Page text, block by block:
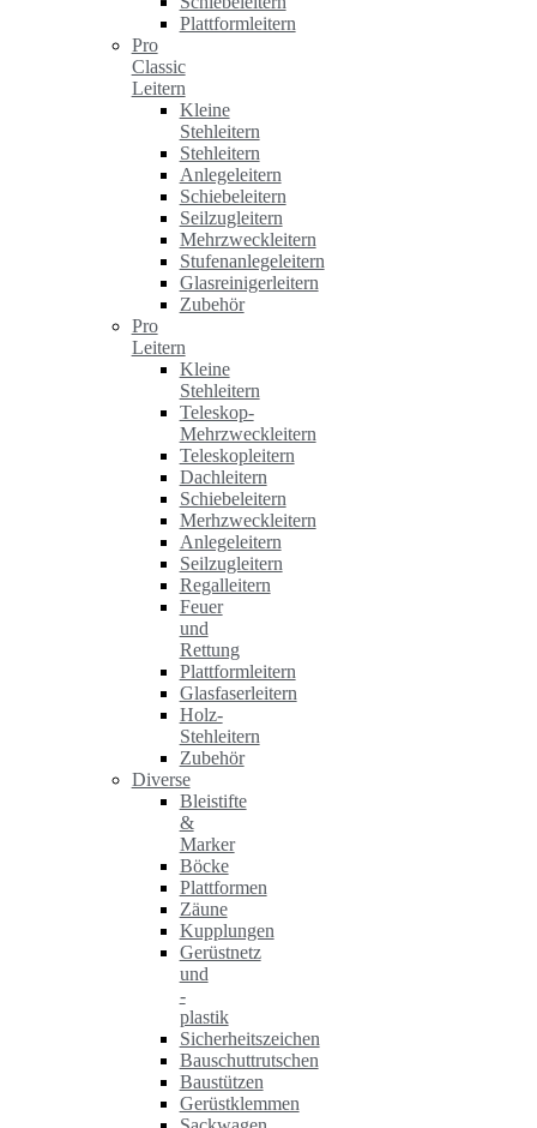
Plattformleitern
Pro
Classic
Leitern
Kleine
Stehleitern
Stehleitern
Anlegeleitern
Schiebeleitern
Seilzugleitern
Mehrzweckleitern
Stufenanlegeleitern
Glasreinigerleitern
Zubehör
Pro
Leitern
Kleine
Stehleitern
Teleskop-
Mehrzweckleitern
Teleskopleitern
Dachleitern
Schiebeleitern
Merhzweckleitern
Anlegeleitern
Seilzugleitern
Regalleitern
Feuer
und
Rettung
Plattformleitern
Glasfaserleitern
Holz-
Stehleitern
Zubehör
Diverse
Bleistifte
&
Marker
Böcke
Plattformen
Zäune
Kupplungen
Gerüstnetz
und
-
plastik
Sicherheitszeichen
Bauschuttrutschen
Baustützen
Gerüstklemmen